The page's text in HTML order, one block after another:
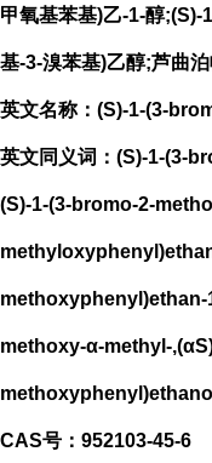
甲氧基苯基)乙-1-醇;(S)-
基-3-溴苯基)乙醇;芦曲
英文名称：(S)-1-(3-
英文同义词：(S)-1-(3-
(S)-1-(3-bromo-2-
methoxy-α-methyl-
CAS号：952103-45-6